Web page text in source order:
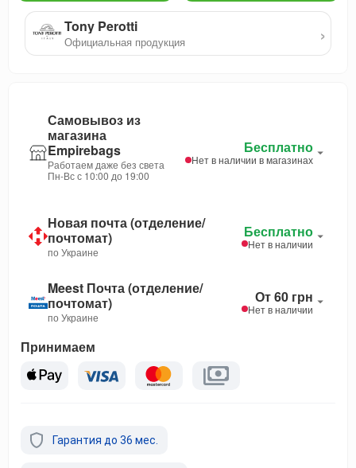
Tony Perotti
Официальная продукция ›
Самовывоз из
магазина
Empirebags
Работаем даже без света
Пн-Вс с 10:00 до 19:00
Бесплатно
Нет в наличии в магазинах
Новая почта (отделение/
почтомат)
по Украине
Бесплатно
Нет в наличии
Meest Почта (отделение/
почтомат)
по Украине
От 60 грн
Нет в наличии
Принимаем
Гарантия до 36 мес.